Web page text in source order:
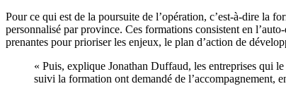
Pour ce qui est de la poursuite de l’opération, c’est-à-dire la
personnalisé par province. Ces formations consistent en
prenantes pour prioriser les enjeux, le plan d’action de
« Puis, explique Jonathan Duffaud, les entreprises qui
suivi la formation ont demandé de l’accompagnement,